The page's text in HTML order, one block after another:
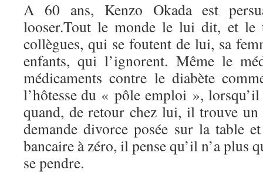
A 60 ans, Kenzo Okada est
looser.Tout le monde le lui dit, et le
collègues, qui se foutent de lui, sa
enfants, qui l’ignorent. Même le
médicaments contre le diabète
l’hôtesse du « pôle emploi »,
quand, de retour chez lui, il trouve un
demande divorce posée sur la table
bancaire à zéro, il pense qu’il n’a plus
se pendre.